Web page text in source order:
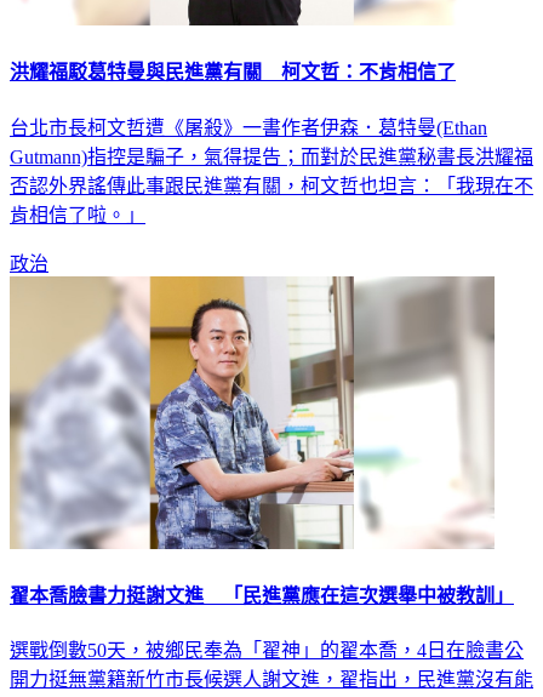
洪耀福駁葛特曼與民進黨有關 柯文哲：不肯相信了
台北市長柯文哲遭《屠殺》一書作者伊森．葛特曼(Ethan
Gutmann)指控是騙子，氣得提告；而對於民進黨秘書長洪耀福
否認外界謠傳此事跟民進黨有關，柯文哲也坦言：「我現在不
肯相信了啦。」
政治
翟本喬臉書力挺謝文進 「民進黨應在這次選舉中被教訓」
選戰倒數50天，被鄉民奉為「翟神」的翟本喬，4日在臉書公
開力挺無黨籍新竹市長候選人謝文進，翟指出，民進黨沒有能